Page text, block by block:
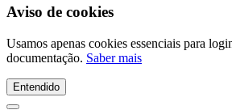
Aviso de cookies
Usamos apenas cookies essenciais para
documentação. Saber mais
Entendido